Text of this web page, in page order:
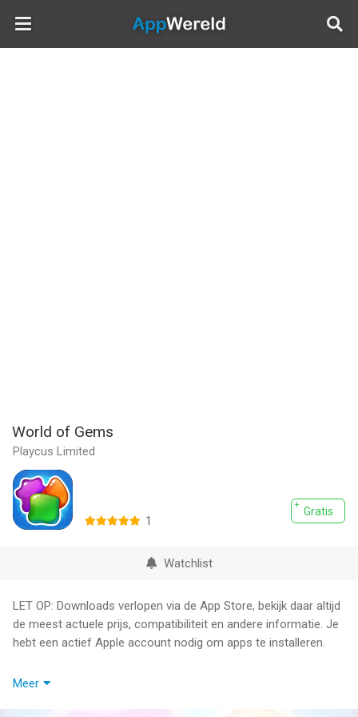
AppWereld
World of Gems
Playcus Limited
Gratis
1
Watchlist
LET OP: Downloads verlopen via de App Store, bekijk daar altijd
de meest actuele prijs, compatibiliteit en andere informatie. Je
hebt een actief Apple account nodig om apps te installeren.
This game is a GEM! Little Magic Fairy needs your help to
Meer